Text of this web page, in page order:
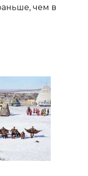
чем в